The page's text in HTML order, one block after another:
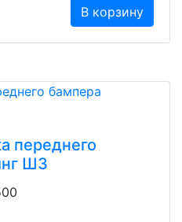
В корзину
переднего
Ш3